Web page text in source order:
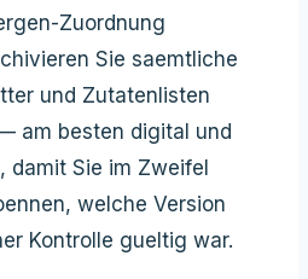
Zuordnung
Sie saemtliche
und Zutatenlisten
am besten digital und
damit Sie im Zweifel
welche Version
Kontrolle gueltig war.